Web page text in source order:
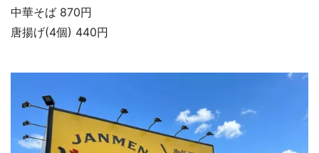
中華そば 870円
唐揚げ(4個) 440円